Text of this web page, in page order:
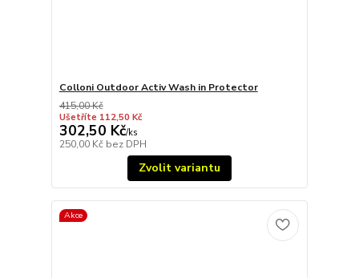
Colloni Outdoor Activ Wash in Protector
415,00 Kč
Ušetříte 112,50 Kč
302,50 Kč/ks
250,00 Kč bez DPH
Zvolit variantu
Akce